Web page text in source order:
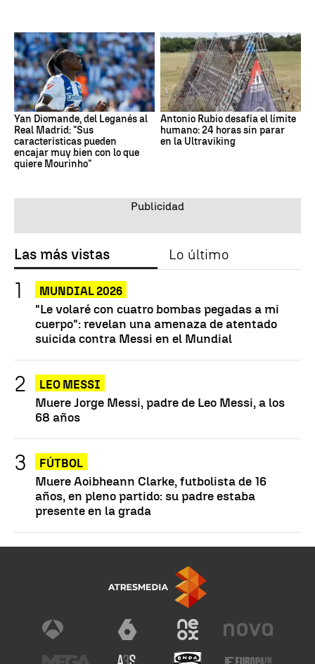
Yan Diomande, del Leganés al
Real Madrid: "Sus
características pueden
encajar muy bien con lo que
quiere Mourinho"
Antonio Rubio desafía el límite
humano: 24 horas sin parar
en la Ultraviking
Las más vistas Lo último
MUNDIAL 2026
"Le volaré con cuatro bombas pegadas a mi
cuerpo": revelan una amenaza de atentado
suicida contra Messi en el Mundial
LEO MESSI
Muere Jorge Messi, padre de Leo Messi, a los
68 años
FÚTBOL
Muere Aoibheann Clarke, futbolista de 16
años, en pleno partido: su padre estaba
presente en la grada